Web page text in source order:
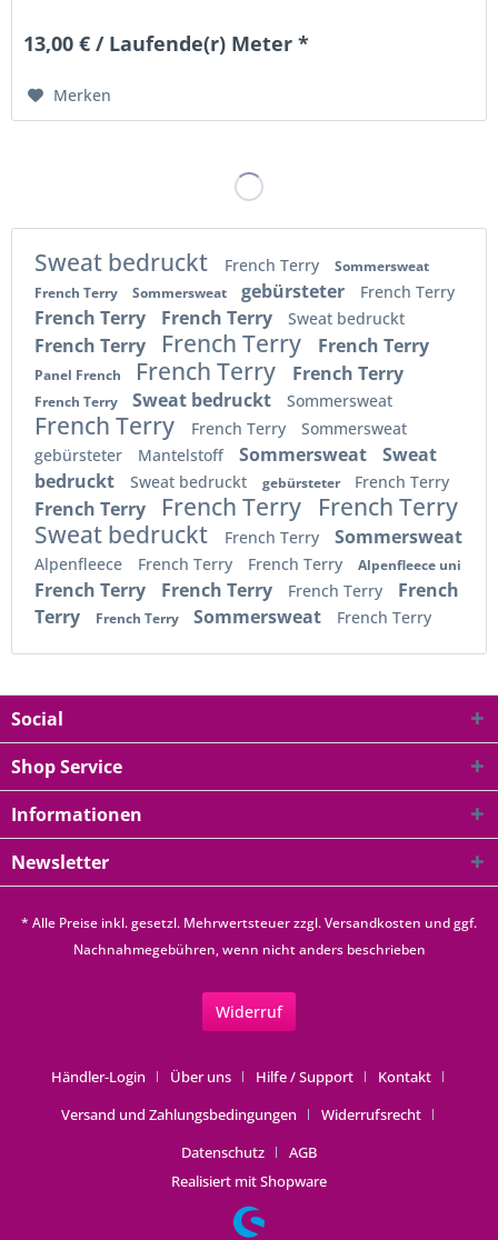
13,00 € / Laufende(r) Meter *
Merken
Sweat bedruckt French Terry
Sommersweat
French Terry
Sommersweat gebürsteter French Terry
French Terry French Terry Sweat bedruckt
French Terry French Terry French Terry
Panel French French Terry French Terry
French Terry Sweat bedruckt Sommersweat
French Terry French Terry
Sommersweat
gebürsteter
Mantelstoff Sommersweat
Sweat
bedruckt
Sweat bedruckt gebürsteter French Terry
French Terry French Terry
French Terry
Sweat bedruckt
French Terry Sommersweat
Alpenfleece French Terry French Terry Alpenfleece uni
French Terry French Terry French Terry
French
Terry
French Terry Sommersweat French Terry
Social
Shop Service
Informationen
Newsletter
* Alle Preise inkl. gesetzl. Mehrwertsteuer zzgl.Versandkosten und ggf.
Nachnahmegebühren, wenn nicht anders beschrieben
Widerruf
Händler-Login Über uns Hilfe / Support
Kontakt
Versand und Zahlungsbedingungen
Widerrufsrecht
Datenschutz
AGB
Realisiert mit Shopware